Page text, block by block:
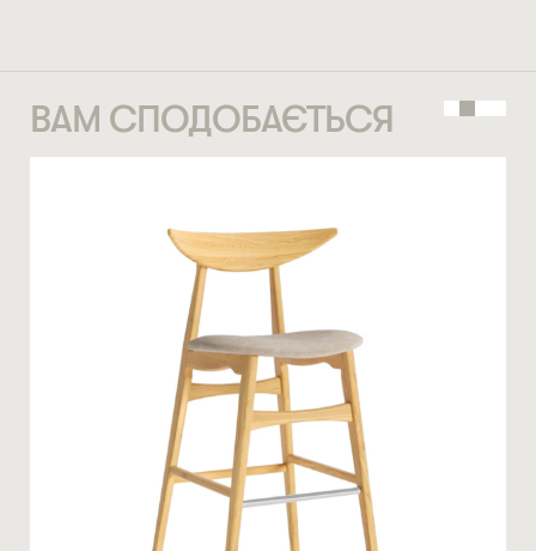
Побачити та купити готові стільці можна в наших
офіційних магазинах. Для замовлення стільця «АРНО» в
потрібній вам комплектації скористайтеся сайтом або
ВАМ СПОДОБАЄТЬСЯ
персональних даних
ЗАМОВИТИ * — обов’язкові поля
Натискаючи ви автоматично погоджуєтеся на обробку
персональних даних